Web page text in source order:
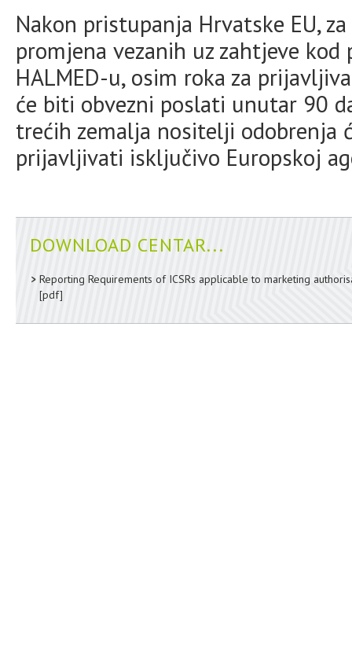
Nakon pristupanja Hrvatske EU,
promjena vezanih uz zahtjeve
HALMED-u, osim roka za
će biti obvezni poslati unutar 90
trećih zemalja nositelji odobrenja
prijavljivati isključivo Europskoj
DOWNLOAD CENTAR...
Reporting Requirements of ICSRs applicable to marketing
[pdf]